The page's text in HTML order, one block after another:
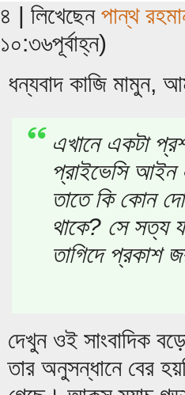
৪ | লিখেছেন পান্থ
১০:৩৬পূর্বাহ্ন)
ধন্যবাদ কাজি মামুন,
এখানে একটা
প্রাইভেসি আইন
তাতে কি কোন
থাকে? সে সত্য
তাগিদে প্রকাশ
দেখুন ওই সাংবাদিক
তার অনুসন্ধানে বের